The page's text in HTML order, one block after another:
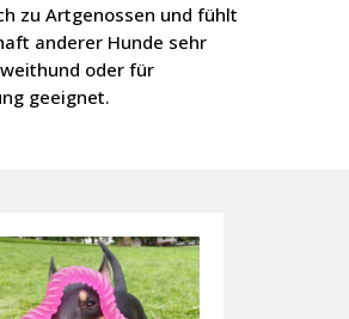
zu Artgenossen und fühlt
anderer Hunde sehr
oder für
geeignet.